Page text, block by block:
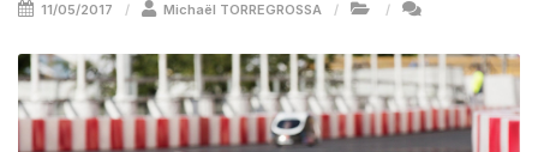
11/05/2017 Michaël TORREGROSSA